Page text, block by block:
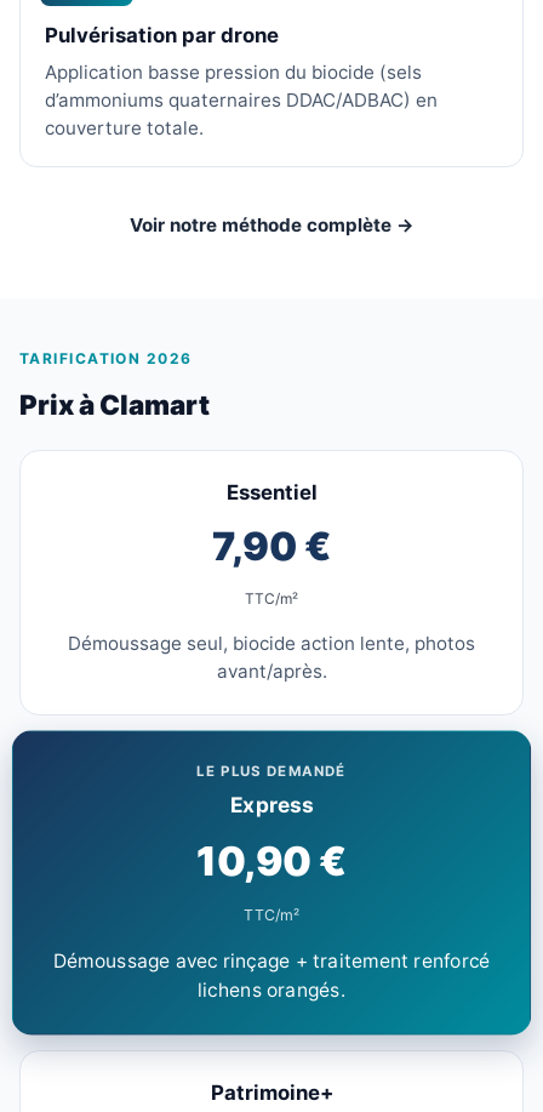
Pulvérisation par drone
Application basse pression du biocide (sels
d’ammoniums quaternaires DDAC/ADBAC) en
couverture totale.
Voir notre méthode complète →
TARIFICATION 2026
Prix à Clamart
Essentiel
7,90 €
TTC/m²
Démoussage seul, biocide action lente, photos
avant/après.
LE PLUS DEMANDÉ
Express
10,90 €
TTC/m²
Démoussage avec rinçage + traitement renforcé
lichens orangés.
Patrimoine+